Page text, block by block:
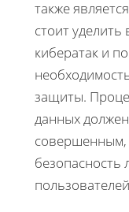
также
стоит
кибератак и
защиты.
данных
совершенным,